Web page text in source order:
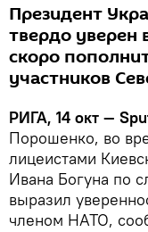
Президент
твердо уверен
скоро
участников
РИГА, 14 окт —
Порошенко, во
лицеистами
Ивана Богуна по
выразил
членом НАТО,